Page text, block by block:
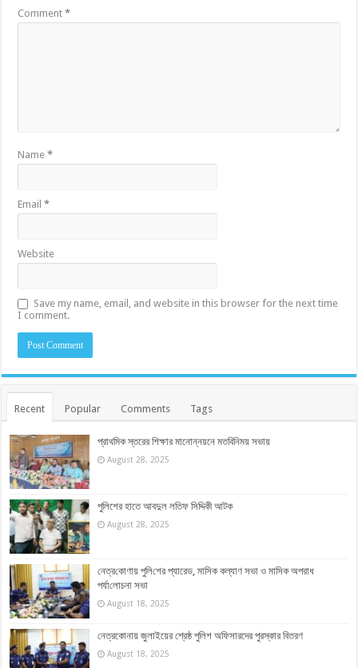
Comment*
Name*
Email*
Website
Save my name, email, and website in this browser for the next time
I comment.
Recent Popular Comments Tags
প্রাথমিক স্তরের শিক্ষার মানোন্নয়নে মতবিনিময় সভায়
August 28, 2025
পুলিশের হাতে আবদুল লতিফ সিদ্দিকী আটক
August 28, 2025
নেত্র‌কোণায় পু‌লি‌শের প্যারেড, মাসিক কল্যাণ সভা ও মাসিক অপরাধ
পর্যা‌লোচনা সভা
August 18, 2025
নেত্রকোনায় জুলাইয়ের শ্রেষ্ঠ পুলিশ অফিসারদের পুরস্কার বিতরণ
August 18, 2025